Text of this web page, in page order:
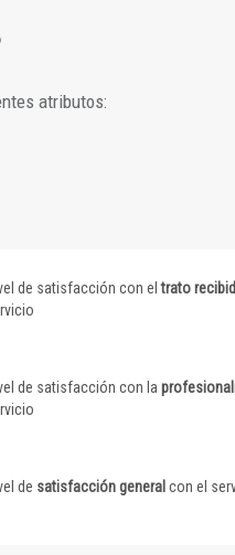
atributos:
de satisfacción con eltrato
de satisfacción con la
de satisfacción general con el